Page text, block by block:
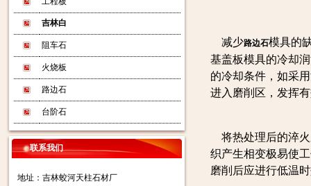
吉林白
阻车石
火烧板
路边石
台阶石
联系我们
地址：吉林蛟河天柱石材厂
减少路边石模具的
基盖板模具的冷却
的冷却条件，如采
进入磨削区，发挥
将热处理后的淬火
织产生相变极易使
磨削后应进行低温